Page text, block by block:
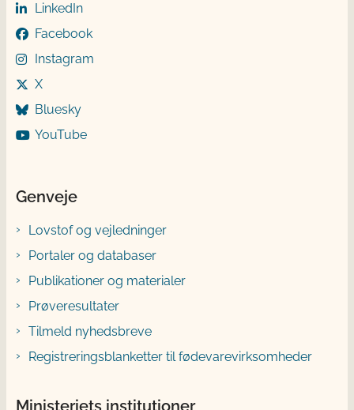
LinkedIn
Facebook
Instagram
X
Bluesky
YouTube
Genveje
Lovstof og vejledninger
Portaler og databaser
Publikationer og materialer
Prøveresultater
Tilmeld nyhedsbreve
Registreringsblanketter til fødevarevirksomheder